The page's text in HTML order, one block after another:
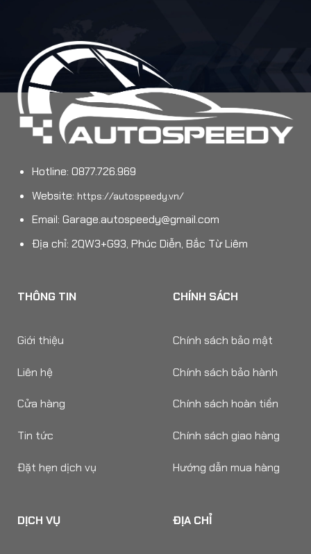
Hotline: 0877.726.969
Website: https://autospeedy.vn/
Email: Garage.autospeedy@gmail.com
Địa chỉ: 2QW3+G93, Phúc Diễn, Bắc Từ Liêm
THÔNG TIN
Giới thiệu
Liên hệ
Cửa hàng
Tin tức
Đặt hẹn dịch vụ
CHÍNH SÁCH
Chính sách bảo mật
Chính sách bảo hành
Chính sách hoàn tiền
Chính sách giao hàng
Hướng dẫn mua hàng
DỊCH VỤ ĐỊA CHỈ